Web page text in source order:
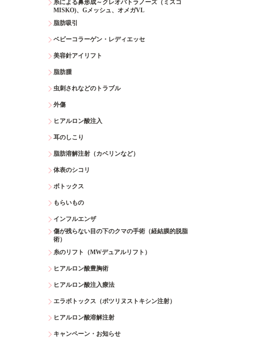
糸による鼻形成～クレオパトラノーズ（ミスコ
MISKO)、Gメッシュ、オメガVL
脂肪吸引
ベビーコラーゲン・レディエッセ
美容針アイリフト
脂肪腫
虫刺されなどのトラブル
外傷
ヒアルロン酸注入
耳のしこり
脂肪溶解注射（カベリンなど）
体表のシコリ
ボトックス
もらいもの
インフルエンザ
傷が残らない目の下のクマの手術（経結膜的脱脂
術）
糸のリフト（MWデュアルリフト）
ヒアルロン酸豊胸術
ヒアルロン酸注入療法
エラボトックス（ボツリヌストキシン注射）
ヒアルロン酸溶解注射
キャンペーン・お知らせ